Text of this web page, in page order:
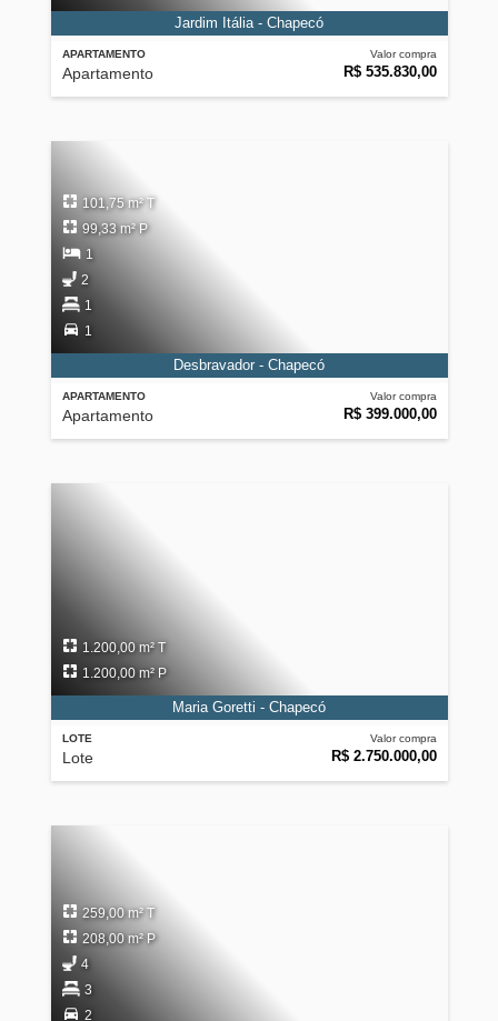
APARTAMENTO
Apartamento
Valor compra
R$ 535.830,00
Jardim Itália - Chapecó
APARTAMENTO
Apartamento
Valor compra
R$ 399.000,00
101,75 m² T
99,33 m² P
1
2
1
1
Desbravador - Chapecó
LOTE
Lote
Valor compra
R$ 2.750.000,00
1.200,00 m² T
1.200,00 m² P
Maria Goretti - Chapecó
259,00 m² T
208,00 m² P
4
3
2